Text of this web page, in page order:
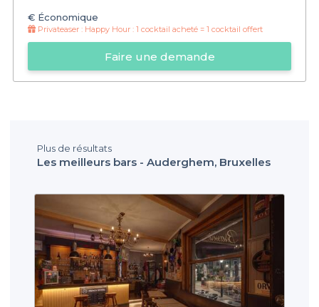
€ Économique
Privateaser : Happy Hour : 1 cocktail acheté = 1 cocktail offert
Faire une demande
Plus de résultats
Les meilleurs bars - Auderghem, Bruxelles